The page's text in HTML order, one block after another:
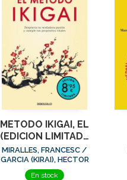
METODO IKIGAI, EL
(EDICION LIMITADA
· VERANO)
MIRALLES, FRANCESC /
GARCIA (KIRAI), HECTOR
En stock